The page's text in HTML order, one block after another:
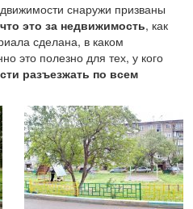
снаружи призваны
это за недвижимость, как
сделана, в каком
это полезно для тех, у кого
разъезжать по всем